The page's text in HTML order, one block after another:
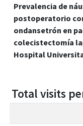
Prevalencia de
postoperatorio
ondansetrón en
colecistectomía
Hospital
Total visits